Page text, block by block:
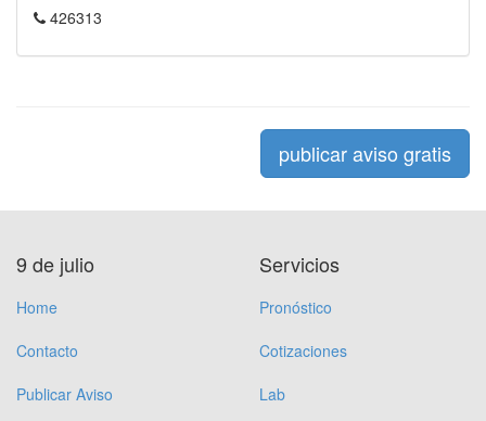
426313
publicar aviso gratis
9 de julio
Home
Contacto
Publicar Aviso
Servicios
Pronóstico
Cotizaciones
Lab